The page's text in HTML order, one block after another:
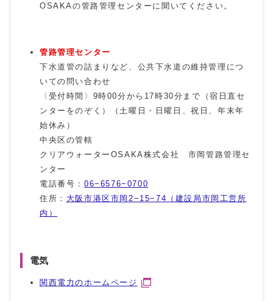
OSAKAの管路管理センターに聞いてください。
管路管理センター
下水道管の詰まりなど、公共下水道の維持管理につ
いての問い合わせ
〈受付時間〉9時00分から17時30分まで（宿日直セ
ンターをのぞく）（土曜日・日曜日、祝日、年末年
始休み）
中央区の管轄
クリアウォーターOSAKA株式会社 市岡管路管理セ
ンター
電話番号： 06−6576−0700
住所： 大阪市港区市岡2−15−74（建設局市岡工営所
内）
電気
関西電力のホームページ